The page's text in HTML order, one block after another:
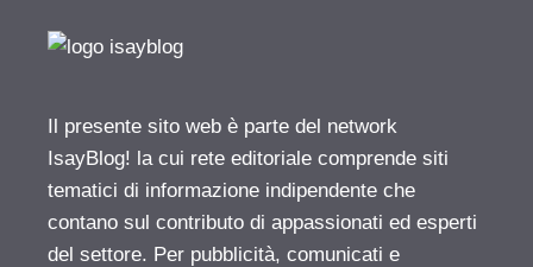
Il presente sito web è parte del network
IsayBlog! la cui rete editoriale comprende siti
tematici di informazione indipendente che
contano sul contributo di appassionati ed esperti
del settore. Per pubblicità, comunicati e